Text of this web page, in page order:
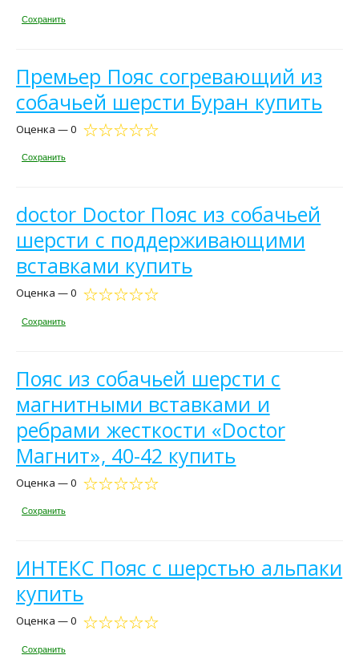
Сохранить
Премьер Пояс согревающий из
собачьей шерсти Буран купить
Оценка — 0
Сохранить
doctor Doctor Пояс из собачьей
шерсти с поддерживающими
вставками купить
Оценка — 0
Сохранить
Пояс из собачьей шерсти с
магнитными вставками и
ребрами жесткости «Doctor
Магнит», 40-42 купить
Оценка — 0
Сохранить
ИНТЕКС Пояс с шерстью альпаки
купить
Оценка — 0
Сохранить